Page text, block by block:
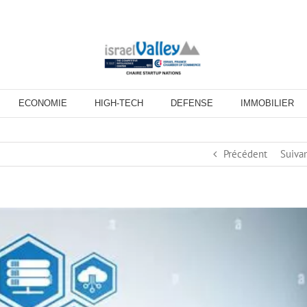
ECONOMIE HIGH-TECH DEFENSE IMMOBILIER
Précédent